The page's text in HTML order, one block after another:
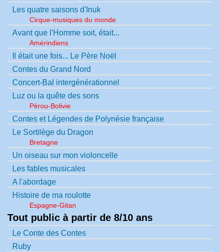
Les quatre saisons d'Inuk
Cirque-musiques du monde
Avant que l'Homme soit, était...
Amérindiens
Il était une fois... Le Père Noël
Contes du Grand Nord
Concert-Bal intergénérationnel
Luz ou la quête des sons
Pérou-Bolivie
Contes et Légendes de Polynésie française
Le Sortilège du Dragon
Bretagne
Un oiseau sur mon violoncelle
Les fables musicales
A l'abordage
Histoire de ma roulotte
Espagne-Gitan
Tout public à partir de 8/10 ans
Le Conte des Contes
Ruby